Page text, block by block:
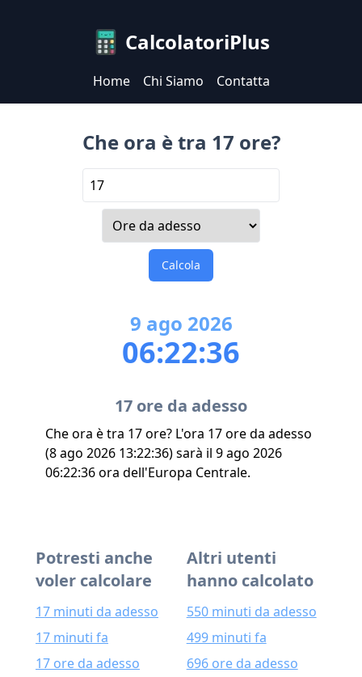
CalcolatoriPlus
Home Chi Siamo Contatta
Che ora è tra 17 ore?
Calcola
9 ago 2026
06:22:36
17 ore da adesso
Che ora è tra 17 ore? L'ora 17 ore da adesso
(8 ago 2026 13:22:36) sarà il 9 ago 2026
06:22:36 ora dell'Europa Centrale.
Potresti anche
voler calcolare
17 minuti da adesso
17 minuti fa
17 ore da adesso
Altri utenti
hanno calcolato
550 minuti da adesso
499 minuti fa
696 ore da adesso